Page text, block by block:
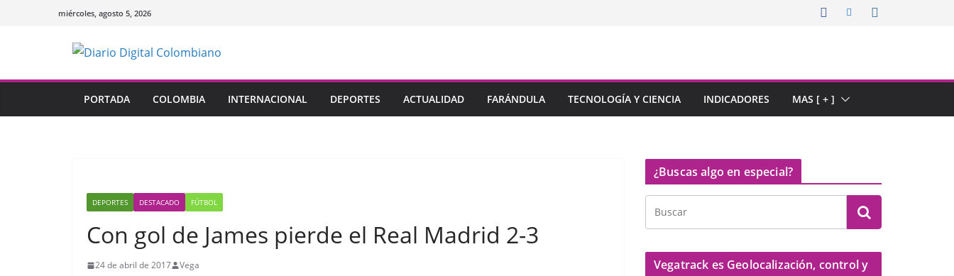
miércoles, agosto 5, 2026
PORTADA COLOMBIA INTERNACIONAL DEPORTES ACTUALIDAD FARÁNDULA TECNOLOGÍA Y CIENCIA INDICADORES MAS [ + ]
DEPORTES DESTACADO FÚTBOL
Con gol de James pierde el Real Madrid 2-3
24 de abril de 2017 Vega
¿Buscas algo en especial?
Vegatrack es Geolocalización, control y